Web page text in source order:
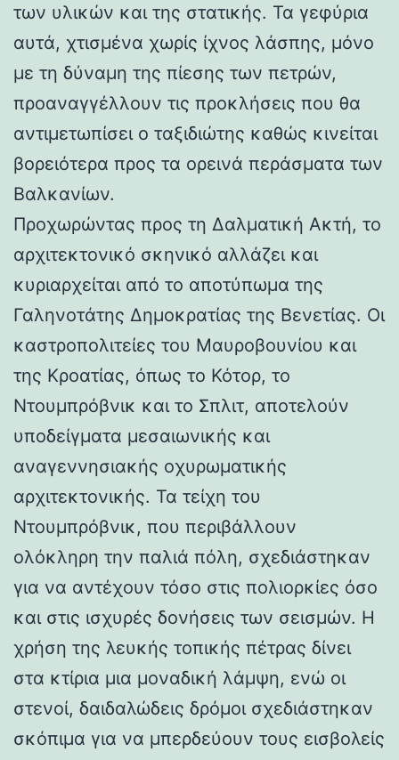
των υλικών και της στατικής. Τα γεφύρια
αυτά, χτισμένα χωρίς ίχνος λάσπης, μόνο
με τη δύναμη της πίεσης των πετρών,
προαναγγέλλουν τις προκλήσεις που θα
αντιμετωπίσει ο ταξιδιώτης καθώς κινείται
βορειότερα προς τα ορεινά περάσματα των
Βαλκανίων.
Προχωρώντας προς τη Δαλματική Ακτή, το
αρχιτεκτονικό σκηνικό αλλάζει και
κυριαρχείται από το αποτύπωμα της
Γαληνοτάτης Δημοκρατίας της Βενετίας. Οι
καστροπολιτείες του Μαυροβουνίου και
της Κροατίας, όπως το Κότορ, το
Ντουμπρόβνικ και το Σπλιτ, αποτελούν
υποδείγματα μεσαιωνικής και
αναγεννησιακής οχυρωματικής
αρχιτεκτονικής. Τα τείχη του
Ντουμπρόβνικ, που περιβάλλουν
ολόκληρη την παλιά πόλη, σχεδιάστηκαν
για να αντέχουν τόσο στις πολιορκίες όσο
και στις ισχυρές δονήσεις των σεισμών. Η
χρήση της λευκής τοπικής πέτρας δίνει
στα κτίρια μια μοναδική λάμψη, ενώ οι
στενοί, δαιδαλώδεις δρόμοι σχεδιάστηκαν
σκόπιμα για να μπερδεύουν τους εισβολείς